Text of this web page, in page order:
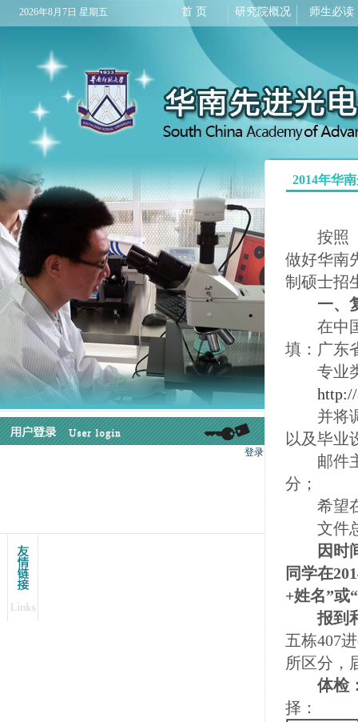
2026年8月7日 星期五 首 页 研究院概况 师生必读
2014年华
按照《
做好华南
制硕士招
一、复
在中国
填：广东
专业类
并将调
以及毕业
邮件主
分；
希望在
文件总
因时间
同学在
+姓名”或
报到和
五栋407
所区分，
体检
择：